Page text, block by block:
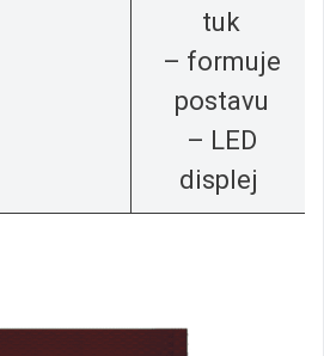
tuk
– formuje
postavu
– LED
displej